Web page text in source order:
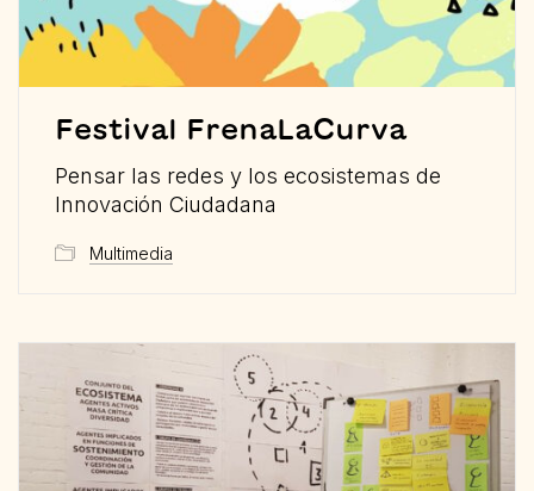
Festival FrenaLaCurva
Pensar las redes y los ecosistemas de
Innovación Ciudadana
Multimedia